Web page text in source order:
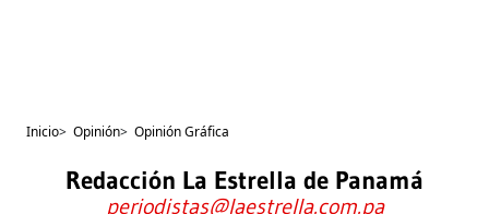
Inicio> Opinión> Opinión Gráfica
Redacción La Estrella de Panamá
periodistas@laestrella.com.pa